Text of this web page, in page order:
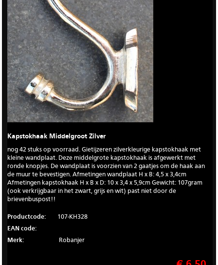
Kapstokhaak Middelgroot Zilver
nog 42 stuks op voorraad. Gietijzeren zilverkleurige kapstokhaak met
kleine wandplaat. Deze middelgrote kapstokhaak is afgewerkt met
ronde knopjes. De wandplaat is voorzien van 2 gaatjes om de haak aan
de muur te bevestigen. Afmetingen wandplaat H x B: 4,5 x 3,4cm
Afmetingen kapstokhaak H x B x D: 10 x 3,4 x 5,9cm Gewicht: 107gram
(ook verkrijgbaar in het zwart, grijs en wit) past niet door de
brievenbuspost!!
Productcode:
107-KH328
EAN code:
Merk:
Robanjer